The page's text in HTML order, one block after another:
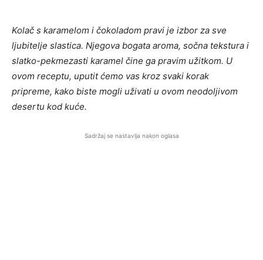
Kolač s karamelom i čokoladom pravi je izbor za sve
ljubitelje slastica. Njegova bogata aroma, sočna tekstura i
slatko-pekmezasti karamel čine ga pravim užitkom. U
ovom receptu, uputit ćemo vas kroz svaki korak
pripreme, kako biste mogli uživati u ovom neodoljivom
desertu kod kuće.
Sadržaj se nastavlja nakon oglasa